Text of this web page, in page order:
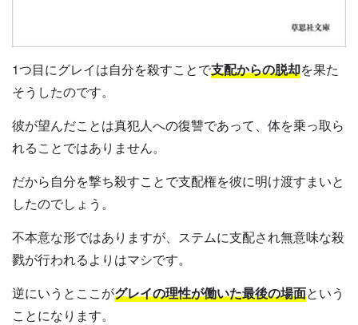
1つ目にグレイは自分を殺すことで支配からの脱却を果た
そうしたのです。
彼が望んだことは真犯人への復讐であって、体を乗っ取ら
れることではありません。
だから自分を撃ち殺すことで支配権を彼に明け渡すまいと
したのでしょう。
不本意な形ではありますが、ステムに支配され無意味な殺
戮が行われるよりはマシです。
逆にいうとここがグレイの理性が働いた最後の場面という
ことになります。